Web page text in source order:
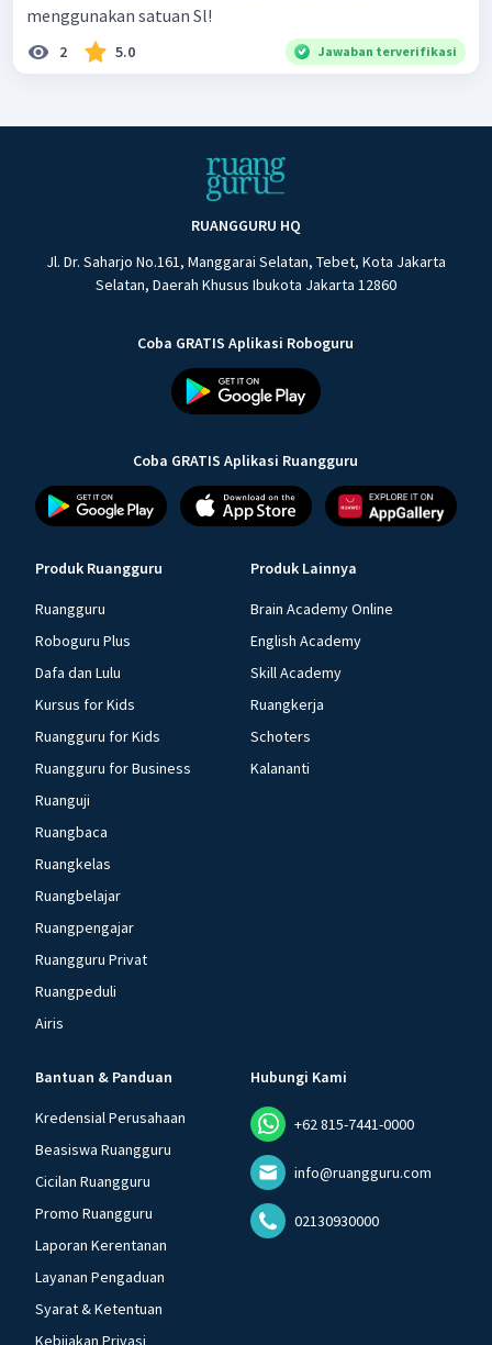
menggunakan satuan Sl!
2 5.0 Jawaban terverifikasi
RUANGGURU HQ
Jl. Dr. Saharjo No.161, Manggarai Selatan, Tebet, Kota Jakarta
Selatan, Daerah Khusus Ibukota Jakarta 12860
Coba GRATIS Aplikasi Roboguru
Coba GRATIS Aplikasi Ruangguru
Produk Ruangguru
Ruangguru
Roboguru Plus
Dafa dan Lulu
Kursus for Kids
Ruangguru for Kids
Ruangguru for Business
Ruanguji
Ruangbaca
Ruangkelas
Ruangbelajar
Ruangpengajar
Ruangguru Privat
Ruangpeduli
Airis
Produk Lainnya
Brain Academy Online
English Academy
Skill Academy
Ruangkerja
Schoters
Kalananti
Bantuan & Panduan
Kredensial Perusahaan
Beasiswa Ruangguru
Cicilan Ruangguru
Promo Ruangguru
Laporan Kerentanan
Layanan Pengaduan
Syarat & Ketentuan
Kebijakan Privasi
Hubungi Kami
+62 815-7441-0000
info@ruangguru.com
02130930000